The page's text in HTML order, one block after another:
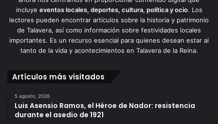
incluye eventos locales, deportes, cultura, política y ocio. Los
lectores pueden encontrar artículos sobre la historia y patrimonio
de Talavera, así como información sobre festividades locales
importantes. Es un recurso esencial para quienes desean estar al
tanto de la vida y acontecimientos en Talavera de la Reina.
Artículos más visitados
5 agosto, 2026
Luis Asensio Ramos, el Héroe de Nador: resistencia
durante el asedio de 1921